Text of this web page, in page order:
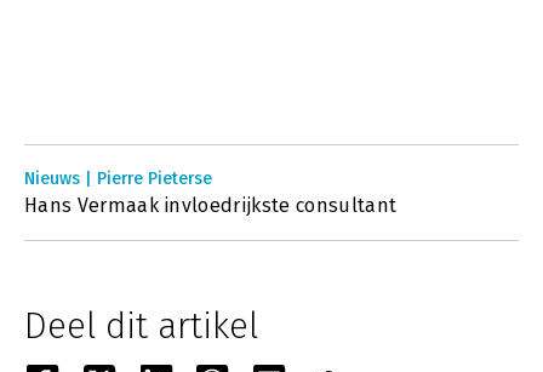
Nieuws | Pierre Pieterse
Hans Vermaak invloedrijkste consultant
Deel dit artikel